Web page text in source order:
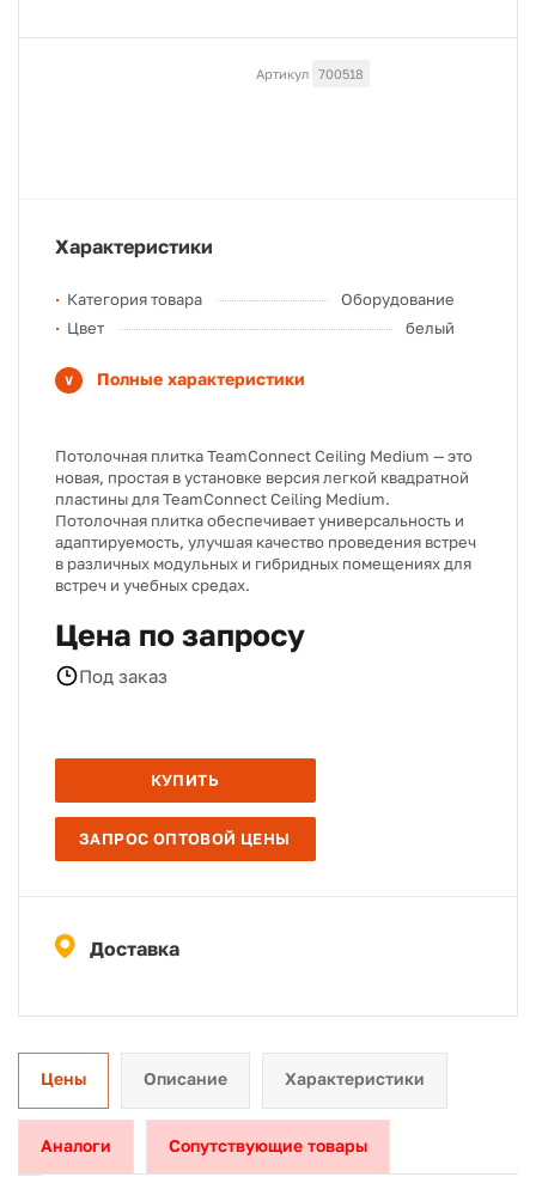
Артикул 700518
Характеристики
Категория товара
Оборудование
Цвет
белый
Полные характеристики
Потолочная плитка TeamConnect Ceiling Medium — это
новая, простая в установке версия легкой квадратной
пластины для TeamConnect Ceiling Medium.
Потолочная плитка обеспечивает универсальность и
адаптируемость, улучшая качество проведения встреч
в различных модульных и гибридных помещениях для
встреч и учебных средах.
Цена по запросу
Под заказ
КУПИТЬ
ЗАПРОС ОПТОВОЙ ЦЕНЫ
Доставка
Цены Описание Характеристики
Аналоги Сопутствующие товары